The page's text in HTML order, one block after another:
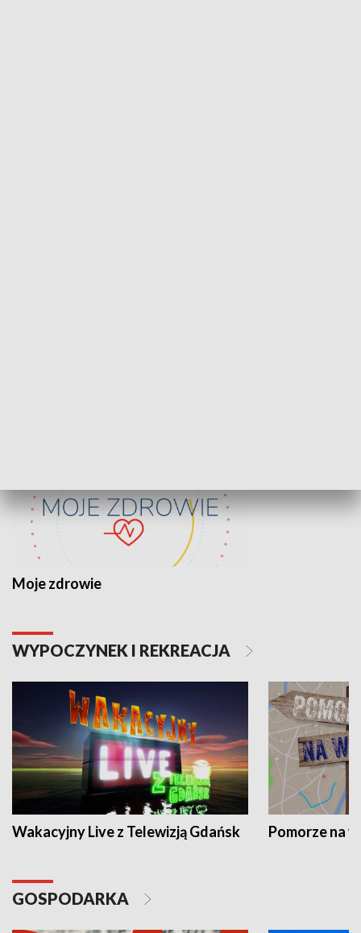
Moje zdrowie
WYPOCZYNEK I REKREACJA
Wakacyjny Live z Telewizją Gdańsk Pomorze na
GOSPODARKA